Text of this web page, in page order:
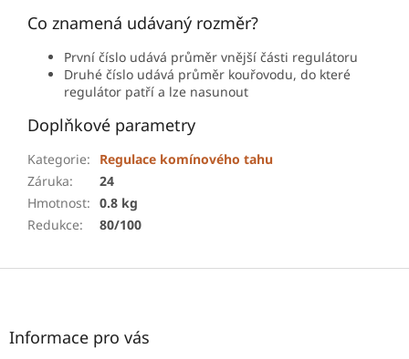
Co znamená udávaný rozměr?
První číslo udává průměr vnější části regulátoru
Druhé číslo udává průměr kouřovodu, do které
regulátor patří a lze nasunout
Doplňkové parametry
Kategorie:
Regulace komínového tahu
Záruka:
24
Hmotnost: 0.8 kg
Redukce: 80/100
Z
Informace pro vás